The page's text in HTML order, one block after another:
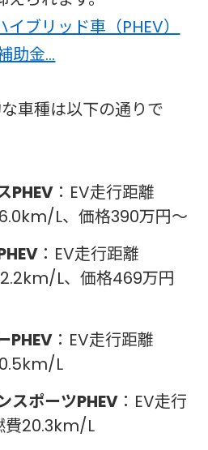
ブリッド車（PHEV）
助金…
車種は以下の通りで
PHEV ：EV走行距離
L、価格390万円～
：EV走行距離
L、価格469万円
PHEV ：EV走行距離
L
スポーツPHEV ：EV走行
費20.3km/L